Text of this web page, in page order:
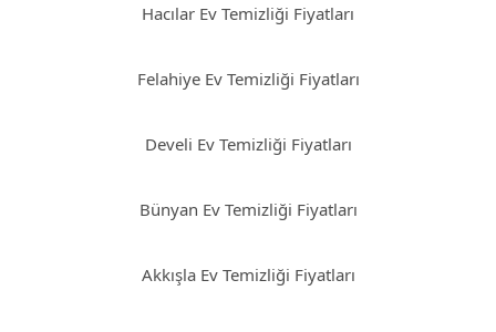
Hacılar Ev Temizliği Fiyatları
Felahiye Ev Temizliği Fiyatları
Develi Ev Temizliği Fiyatları
Bünyan Ev Temizliği Fiyatları
Akkışla Ev Temizliği Fiyatları